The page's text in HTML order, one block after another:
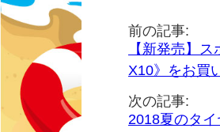
前の記事:
【新発売】
X10》をお買
次の記事:
2018夏のタ